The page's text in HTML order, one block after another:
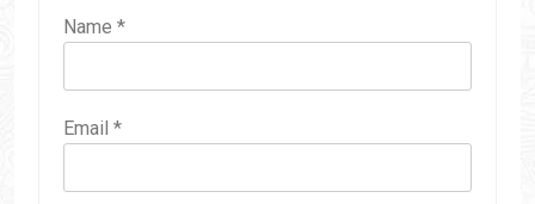
Name *
Email *